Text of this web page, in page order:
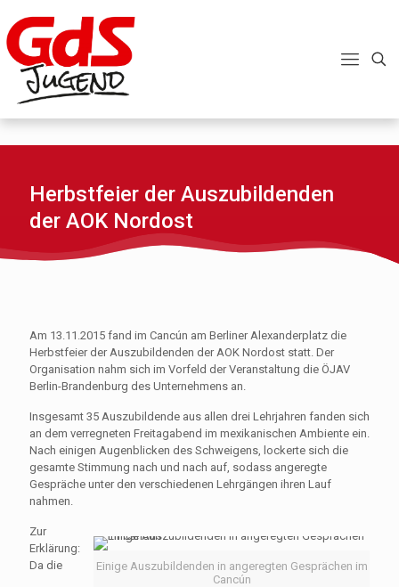
Herbstfeier der Auszubildenden
der AOK Nordost
Am 13.11.2015 fand im Cancún am Berliner Alexanderplatz die
Herbstfeier der Auszubildenden der AOK Nordost statt. Der
Organisation nahm sich im Vorfeld der Veranstaltung die ÖJAV
Berlin-Brandenburg des Unternehmens an.
Insgesamt 35 Auszubildende aus allen drei Lehrjahren fanden sich
an dem verregneten Freitagabend im mexikanischen Ambiente ein.
Nach einigen Augenblicken des Schweigens, lockerte sich die
gesamte Stimmung nach und nach auf, sodass angeregte
Gespräche unter den verschiedenen Lehrgängen ihren Lauf
nahmen.
Einige Auszubildenden in angeregten Gesprächen im
Cancún
Zur
Erklärung:
Da die